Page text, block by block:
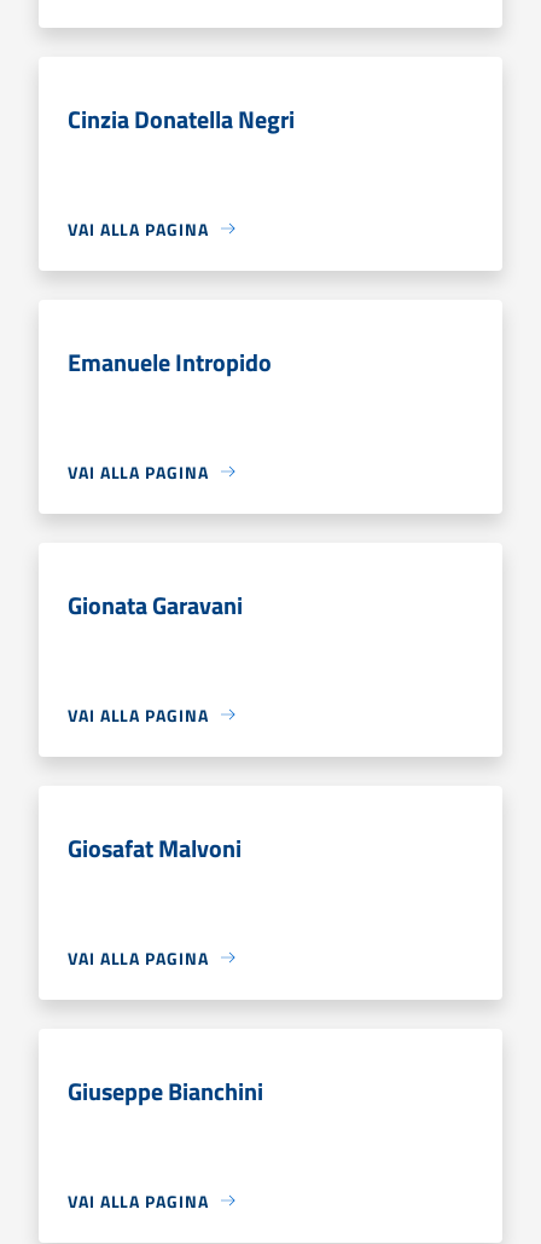
Cinzia Donatella Negri
VAI ALLA PAGINA
Emanuele Intropido
VAI ALLA PAGINA
Gionata Garavani
VAI ALLA PAGINA
Giosafat Malvoni
VAI ALLA PAGINA
Giuseppe Bianchini
VAI ALLA PAGINA